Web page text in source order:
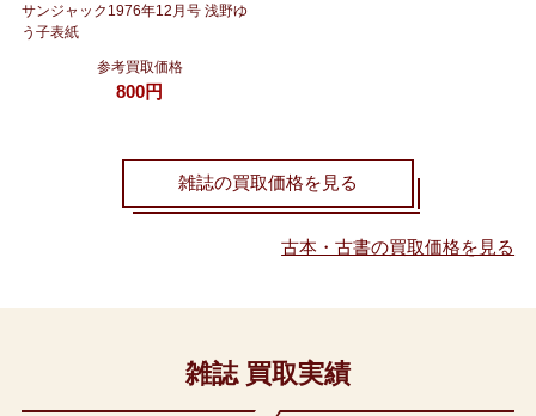
サンジャック1976年12月号 浅野ゆ
う子表紙
参考買取価格
800円
雑誌の買取価格を見る
古本・古書の買取価格を見る
雑誌 買取実績